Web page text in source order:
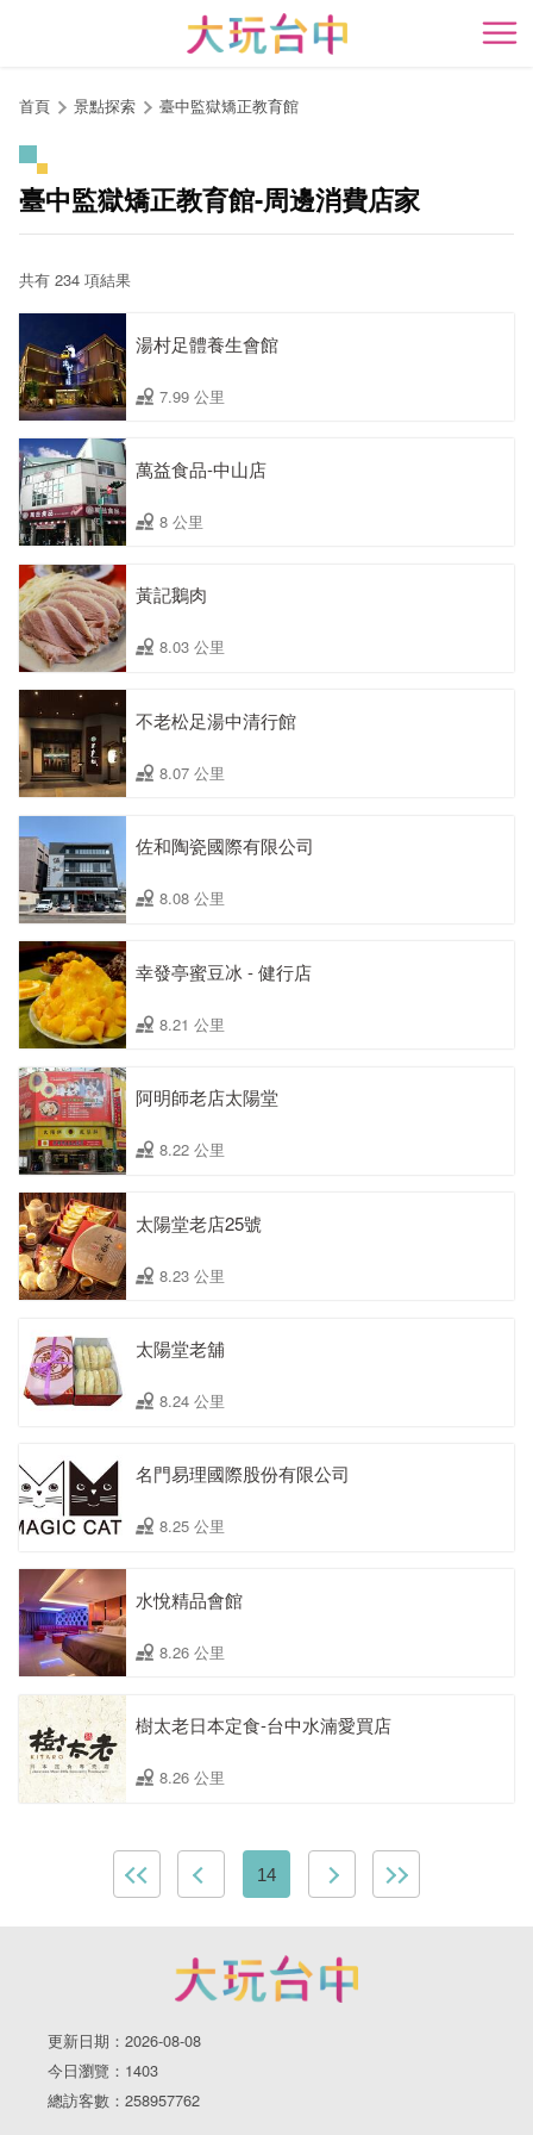
開
首頁 景點探索 臺中監獄矯正教育館
臺中監獄矯正教育館-周邊消費店家
共有 234 項結果
湯村足體養生會館
7.99 公里
萬益食品-中山店
8 公里
黃記鵝肉
8.03 公里
不老松足湯中清行館
8.07 公里
佐和陶瓷國際有限公司
8.08 公里
幸發亭蜜豆冰 - 健行店
8.21 公里
阿明師老店太陽堂
8.22 公里
太陽堂老店25號
8.23 公里
太陽堂老舖
8.24 公里
名門易理國際股份有限公司
8.25 公里
水悅精品會館
8.26 公里
樹太老日本定食-台中水湳愛買店
8.26 公里
14
更新日期：2026-08-08
今日瀏覽：1403
總訪客數：258957762